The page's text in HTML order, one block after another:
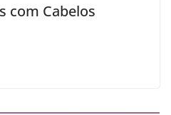
com Cabelos